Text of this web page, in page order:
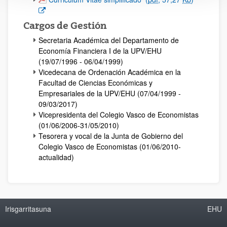
Cargos de Gestión
Secretaria Académica del Departamento de
Economía Financiera I de la UPV/EHU
(19/07/1996 - 06/04/1999)
Vicedecana de Ordenación Académica en la
Facultad de Ciencias Económicas y
Empresariales de la UPV/EHU (07/04/1999 -
09/03/2017)
Vicepresidenta del Colegio Vasco de Economistas
(01/06/2006-31/05/2010)
Tesorera y vocal de la Junta de Gobierno del
Colegio Vasco de Economistas (01/06/2010-
actualidad)
Irisgarritasuna EHU